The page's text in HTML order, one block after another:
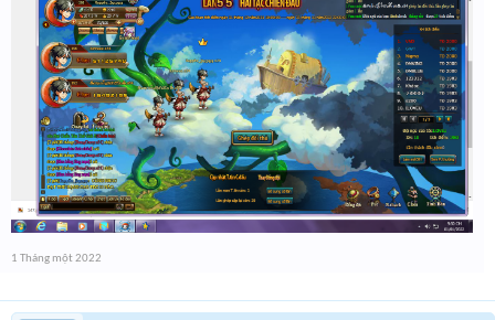
1 Tháng một 2022